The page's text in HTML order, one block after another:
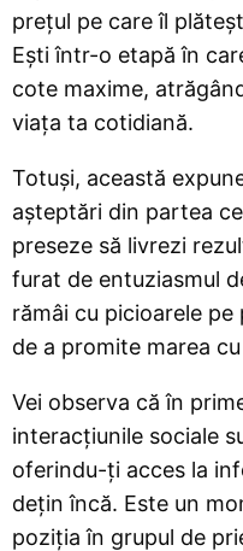
prețul pe care îl
Ești într-o etapă în
cote maxime,
viața ta cotidiană.
Totuși, această
așteptări din partea
preseze să livrezi
furat de entuziasmul
rămâi cu picioarele
de a promite marea
Vei observa că în
interacțiunile sociale
oferindu-ți acces la
dețin încă. Este un
poziția în grupul de